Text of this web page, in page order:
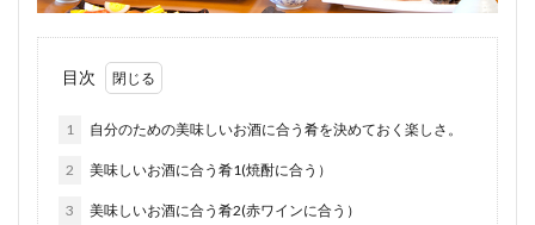
目次
1 自分のための美味しいお酒に合う肴を決めておく楽しさ。
2 美味しいお酒に合う肴1(焼酎に合う）
3 美味しいお酒に合う肴2(赤ワインに合う）